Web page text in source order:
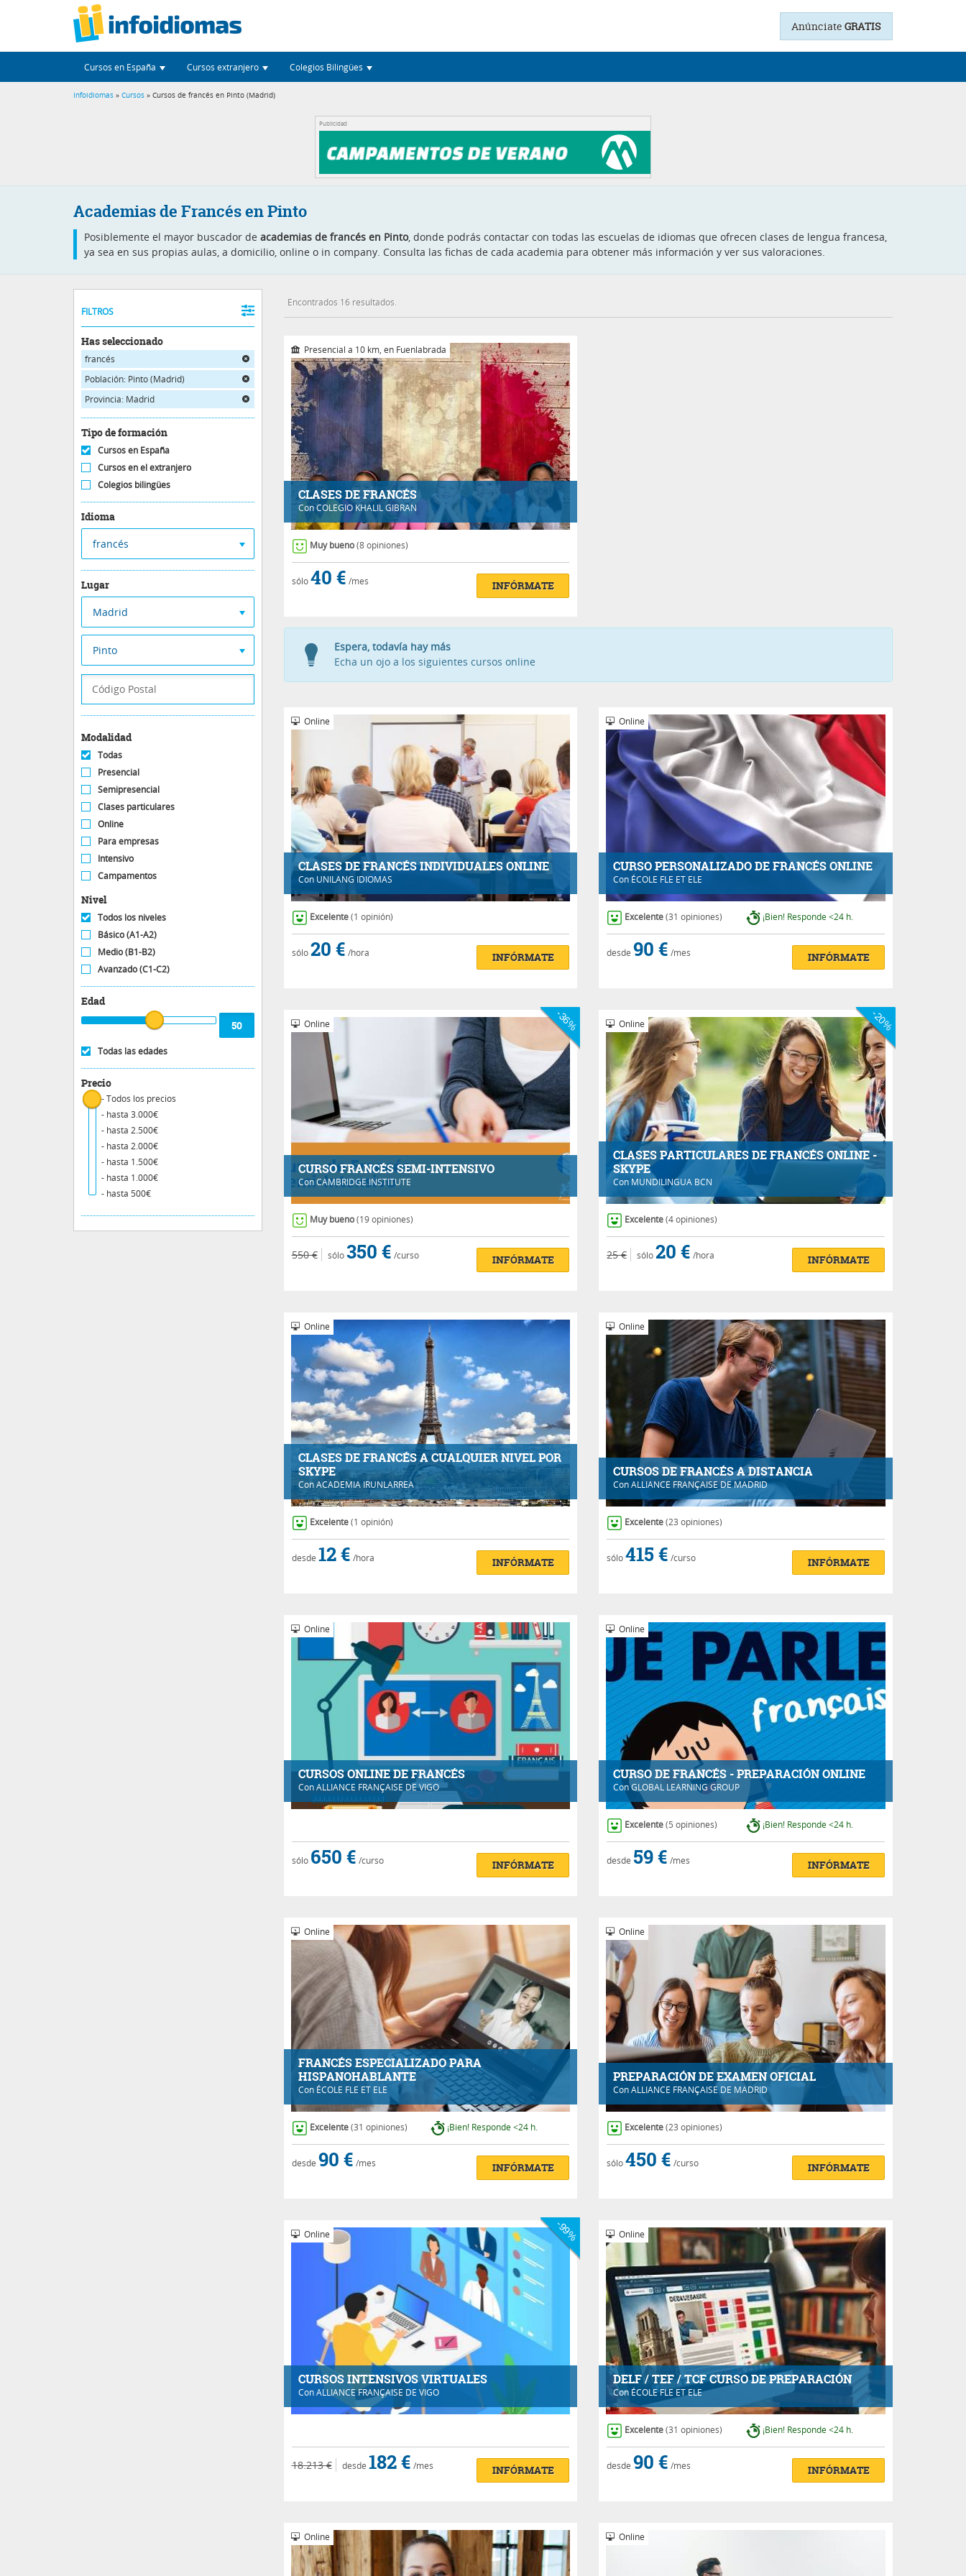
AnúnciateGRATIS
Cursos en España Cursos extranjero Colegios Bilingües
Infoidiomas » Cursos » Cursos de francés en Pinto (Madrid)
Publicidad
Academias de Francés en Pinto
Posiblemente el mayor buscador de academias de francés en Pinto, donde podrás contactar con todas las escuelas de idiomas que ofrecen clases de lengua francesa,
ya sea en sus propias aulas, a domicilio, online o in company. Consulta las fichas de cada academia para obtener más información y ver sus valoraciones.
FILTROS
Has seleccionado
francés
Población: Pinto (Madrid)
Provincia: Madrid
Tipo de formación
Cursos en España
Cursos en el extranjero
Colegios bilingües
Idioma
francés
Lugar
Madrid
Pinto
Modalidad
Todas
Presencial
Semipresencial
Clases particulares
Online
Para empresas
Intensivo
Campamentos
Nivel
Todos los niveles
Básico (A1-A2)
Medio (B1-B2)
Avanzado (C1-C2)
Edad
Todas las edades
Precio
- Todos los precios
- hasta 3.000€
- hasta 2.500€
- hasta 2.000€
- hasta 1.500€
- hasta 1.000€
- hasta 500€
Encontrados 16 resultados.
CLASES DE FRANCÉS
ConCOLEGIO KHALIL GIBRAN
Presencial a 10 km, en Fuenlabrada
Muy bueno (8 opiniones)
sólo40 € /mes INFÓRMATE
Espera, todavía hay más
Echa un ojo a los siguientes cursos online
CLASES DE FRANCÉS INDIVIDUALES ONLINE
Con UNILANG IDIOMAS
Online
Excelente (1 opinión)
sólo20 € /hora INFÓRMATE
CURSO PERSONALIZADO DE FRANCÉS ONLINE
Con ÉCOLE FLE ET ELE
Online
Excelente (31 opiniones) ¡Bien! Responde <24 h.
desde 90 € /mes INFÓRMATE
CURSO FRANCÉS SEMI-INTENSIVO
ConCAMBRIDGE INSTITUTE
Online -36%
Muy bueno (19 opiniones)
550 € sólo350 € /curso INFÓRMATE
CLASES PARTICULARES DE FRANCÉS ONLINE -
SKYPE
Con MUNDILINGUA BCN
Online -20%
Excelente (4 opiniones)
25 € sólo 20 € /hora INFÓRMATE
CLASES DE FRANCÉS A CUALQUIER NIVEL POR
SKYPE
ConACADEMIA IRUNLARREA
Online
Excelente (1 opinión)
desde 12 € /hora INFÓRMATE
CURSOS DE FRANCÉS A DISTANCIA
ConALLIANCE FRANÇAISE DE MADRID
Online
Excelente (23 opiniones)
sólo415 € /curso INFÓRMATE
CURSOS ONLINE DE FRANCÉS
ConALLIANCE FRANÇAISE DE VIGO
Online
sólo 650 € /curso INFÓRMATE
CURSO DE FRANCÉS - PREPARACIÓN ONLINE
ConGLOBAL LEARNING GROUP
Online
Excelente (5 opiniones) ¡Bien! Responde <24 h.
desde 59 € /mes INFÓRMATE
FRANCÉS ESPECIALIZADO PARA
HISPANOHABLANTE
Con ÉCOLE FLE ET ELE
Online
Excelente (31 opiniones) ¡Bien! Responde <24 h.
desde 90 € /mes INFÓRMATE
PREPARACIÓN DE EXAMEN OFICIAL
ConALLIANCE FRANÇAISE DE MADRID
Online
Excelente (23 opiniones)
sólo450 € /curso INFÓRMATE
CURSOS INTENSIVOS VIRTUALES
ConALLIANCE FRANÇAISE DE VIGO
Online -99%
18.213 € desde 182 € /mes INFÓRMATE
DELF / TEF / TCF CURSO DE PREPARACIÓN
Con ÉCOLE FLE ET ELE
Online
Excelente (31 opiniones) ¡Bien! Responde <24 h.
desde 90 € /mes INFÓRMATE
Online Online